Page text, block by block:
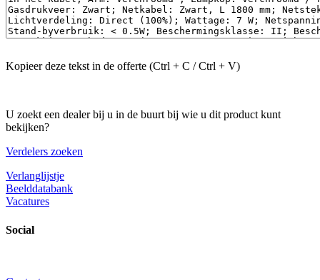
Kopieer deze tekst in de offerte (Ctrl + C / Ctrl + V)
U zoekt een dealer bij u in de buurt bij wie u dit product kunt
bekijken?
Verdelers zoeken
Verlanglijstje
Beelddatabank
Vacatures
Social